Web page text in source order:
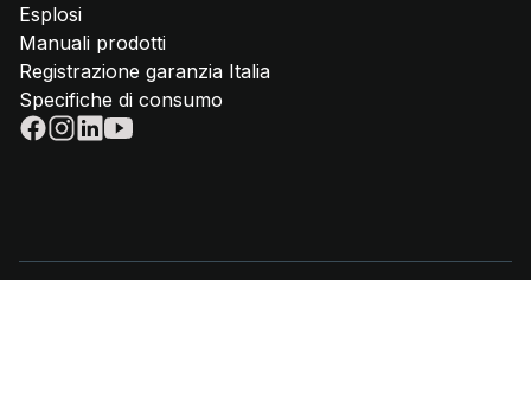
Esplosi
Manuali prodotti
Registrazione garanzia Italia
Specifiche di consumo